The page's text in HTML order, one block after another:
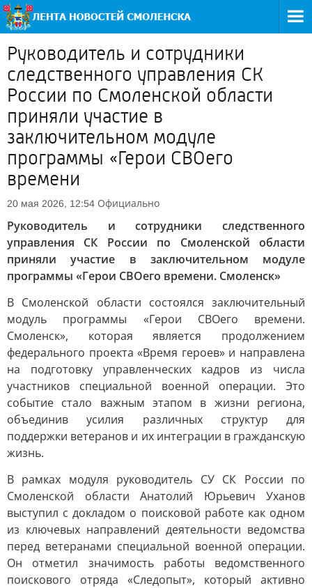
Руководитель и сотрудники
следственного управления СК
России по Смоленской области
приняли участие в
заключительном модуле
программы «Герои СВОего
времени
20 мая 2026, 12:54 Официально
Руководитель и сотрудники следственного
управления СК России по Смоленской области
приняли участие в заключительном модуле
программы «Герои СВОего времени. Смоленск»
В Смоленской области состоялся заключительный
модуль программы «Герои СВОего времени.
Смоленск», которая является продолжением
федерального проекта «Время героев» и направлена
на подготовку управленческих кадров из числа
участников специальной военной операции. Это
событие стало важным этапом в жизни региона,
объединив усилия различных структур для
поддержки ветеранов и их интеграции в гражданскую
жизнь.
В рамках модуля руководитель СУ СК России по
Смоленской области Анатолий Юрьевич Уханов
выступил с докладом о поисковой работе как одном
из ключевых направлений деятельности ведомства
перед ветеранами специальной военной операции.
Он отметил значимость работы ведомственного
поискового отряда «Следопыт», который активно